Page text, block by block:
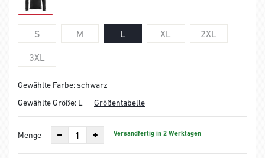
S M L XL 2XL
3XL
Gewählte Farbe: schwarz
Gewählte Größe: L Größentabelle
Menge Versandfertig in 2 Werktagen